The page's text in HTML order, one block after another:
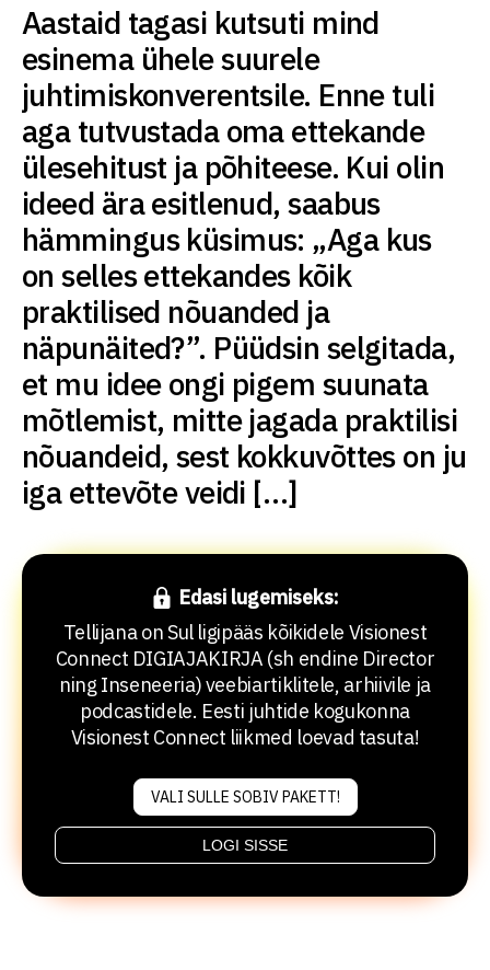
Aastaid tagasi kutsuti mind
esinema ühele suurele
juhtimiskonverentsile. Enne tuli
aga tutvustada oma ettekande
ülesehitust ja põhiteese. Kui olin
ideed ära esitlenud, saabus
hämmingus küsimus: „Aga kus
on selles ettekandes kõik
praktilised nõuanded ja
näpunäited?”. Püüdsin selgitada,
et mu idee ongi pigem suunata
mõtlemist, mitte jagada praktilisi
nõuandeid, sest kokkuvõttes on ju
iga ettevõte veidi […]
Edasi lugemiseks:
Tellijana on Sul ligipääs kõikidele Visionest
Connect DIGIAJAKIRJA (sh endine Director
ning Inseneeria) veebiartiklitele, arhiivile ja
podcastidele. Eesti juhtide kogukonna
Visionest Connect liikmed loevad tasuta!
VALI SULLE SOBIV PAKETT!
LOGI SISSE